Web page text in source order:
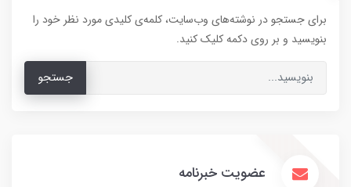
برای جستجو در نوشته‌های وب‌سایت، کلمه‌ی کلیدی مورد نظر خود را
بنویسید و بر روی دکمه کلیک کنید.
جستجو
عضویت خبرنامه